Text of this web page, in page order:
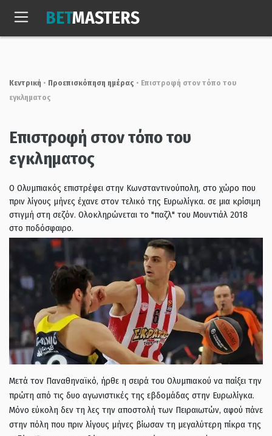
Δευτ, 10 Αυγ. 2026
BETMASTERS
Κεντρική • Προεπισκόπηση ημέρας • Επιστροφή στον τόπο του
εγκληματος
Επιστροφή στον τόπο του
εγκληματος
Ο Ολυμπιακός επιστρέφει στην Κωνσταντινούπολη, στο χώρο που
πριν λίγους μήνες έχανε στον τελικό της Ευρωλίγκα. σε μια κρίσιμη
στιγμή στη σεζόν. Ολοκληρώνεται το "παζλ" του Μουντιάλ 2018
στο ποδόσφαιρο.
Μετά τον Παναθηναϊκό, ήρθε η σειρά του Ολυμπιακού να παίξει την
πρώτη από τις δυο αγωνιστικές της εβδομάδας στην Ευρωλίγκα.
Μόνο εύκολη δεν τη λες την αποστολή των Πειραιωτών, αφού πάνε
στην πόλη που πριν λίγους μήνες βίωσαν τη μεγαλύτερη πίκρα της